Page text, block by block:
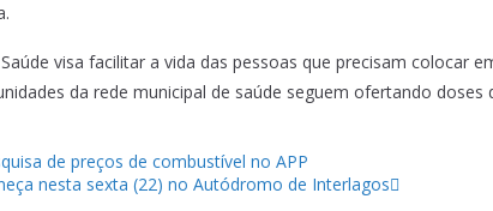
visa facilitar a vida das pessoas que precisam colocar
da rede municipal de saúde seguem ofertando doses
de preços de combustível no APP
nesta sexta (22) no Autódromo de Interlagos